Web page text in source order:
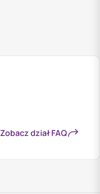
Zobacz dział FAQ